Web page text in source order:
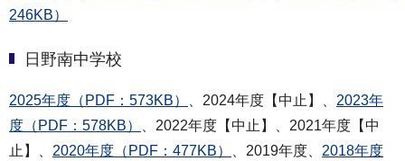
246KB）
日野南中学校
2025年度（PDF：573KB） 、2024年度【中止】、 2023年
度（PDF：578KB）
、2022年度【中止】、2021年度【中
止】、 2020年度（PDF：477KB） 、2019年度、 2018年度